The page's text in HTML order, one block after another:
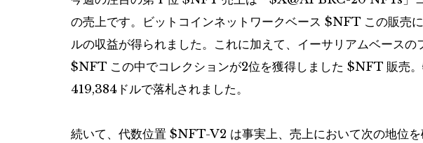
の売上です。ビットコインネットワークベース $NFT この販売
ルの収益が得られました。これに加えて、イーサリアムベース
$NFT この中でコレクションが2位を獲得しました $NFT 販売
419,384ドルで落札されました。
続いて、代数位置 $NFT-V2 は事実上、売上において次の地位